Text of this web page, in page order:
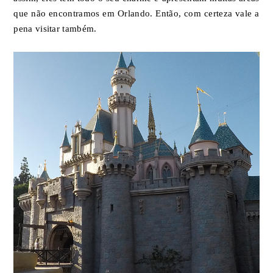
que não encontramos em Orlando. Então, com certeza vale a
pena visitar também.